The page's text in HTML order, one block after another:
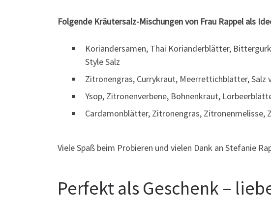
Folgende Kräutersalz-Mischungen von Frau Rappel als
Koriandersamen, Thai Korianderblätter,
Style Salz
Zitronengras, Currykraut, Meerrettichblätter, Salz
Ysop, Zitronenverbene, Bohnenkraut,
Cardamonblätter, Zitronengras, Zitronenmelisse,
Viele Spaß beim Probieren und vielen Dank an Stefanie
Perfekt als Geschenk –